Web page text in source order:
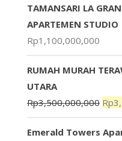
TAMANSARI LA
APARTEMEN STUDIO
Rp1,100,000,000
RUMAH MURAH
UTARA
Rp3,500,000,000 Rp
Emerald Towers